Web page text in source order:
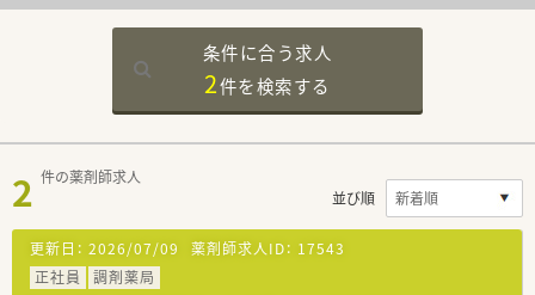
条件に合う求人
2件を検索する
2 件の薬剤師求人
並び順
更新日： 2026/07/09 薬剤師求人ID： 17543
正社員
調剤薬局